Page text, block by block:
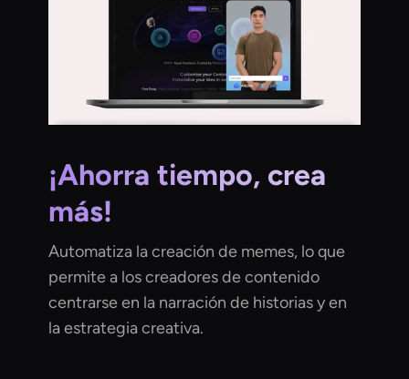
¡Ahorra tiempo, crea
más!
Automatiza la creación de memes, lo que
permite a los creadores de contenido
centrarse en la narración de historias y en
la estrategia creativa.